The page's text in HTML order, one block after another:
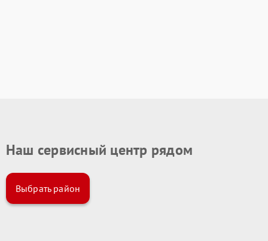
Наш сервисный центр рядом
Выбрать район